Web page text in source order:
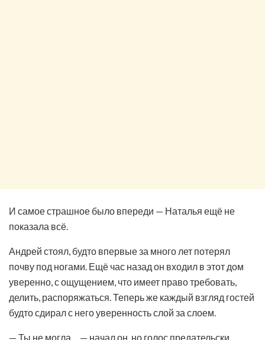
И самое страшное было впереди — Наталья ещё не
показала всё.
Андрей стоял, будто впервые за много лет потерял
почву под ногами. Ещё час назад он входил в этот дом
уверенно, с ощущением, что имеет право требовать,
делить, распоряжаться. Теперь же каждый взгляд гостей
будто сдирал с него уверенность слой за слоем.
— Ты не могла… — начал он, но голос предательски